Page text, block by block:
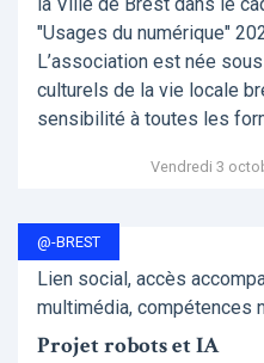
"Usages du numérique"
L’association est née
culturels de la vie locale
sensibilité à toutes les
Vendredi 3
@-BREST
Lien social, accès
multimédia, compétences
Projet robots et IA